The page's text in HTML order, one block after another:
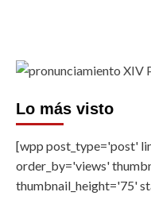
Lo más visto
[wpp post_type='post'
order_by='views'
thumbnail_height='75'